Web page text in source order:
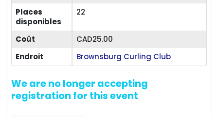
Places
disponibles
22
Coût
CAD25.00
Endroit
Brownsburg Curling Club
We are no longer accepting
registration for this event